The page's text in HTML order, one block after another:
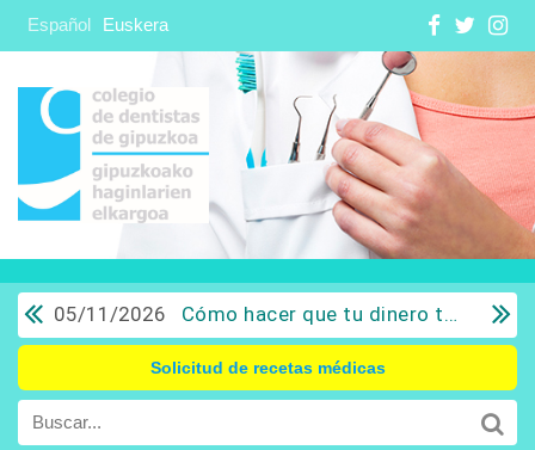
Español Euskera
05/11/2026 Cómo hacer que tu dinero trabaje para ti: Del ahorro a la inversión con sentido común.
Solicitud de recetas médicas